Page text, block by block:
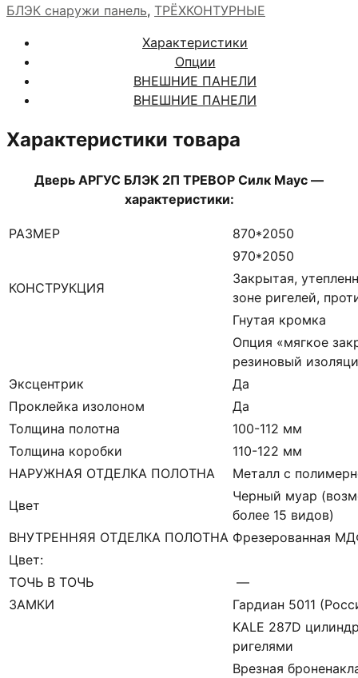
2П
Силк
Маус
БЛЭК снаружи панель, ТРЁХКОНТУРНЫЕ
Характеристики
Опции
ВНЕШНИЕ ПАНЕЛИ
ВНЕШНИЕ ПАНЕЛИ
Характеристики товара
Дверь АРГУС БЛЭК 2П ТРЕВОР Силк Маус —
характеристики:
РАЗМЕР
870*2050
970*2050
КОНСТРУКЦИЯ
Закрытая,
зоне ригелей,
Гнутая кромка
Опция «мягкое
резиновый
Эксцентрик
Да
Проклейка изолоном
Да
Толщина полотна
100-112 мм
Толщина коробки
110-122 мм
НАРУЖНАЯ ОТДЕЛКА ПОЛОТНА
Металл с
Цвет
Черный муар
более 15 видов)
ВНУТРЕННЯЯ ОТДЕЛКА ПОЛОТНА Фрезерованная
Цвет:
ТОЧЬ В ТОЧЬ
—
ЗАМКИ
Гардиан 5011
KALE 287D
ригелями
Врезная